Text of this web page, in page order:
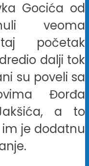
Gocića od
veoma
početak
dalji tok
su poveli sa
Đorđa
a to
je dodatnu